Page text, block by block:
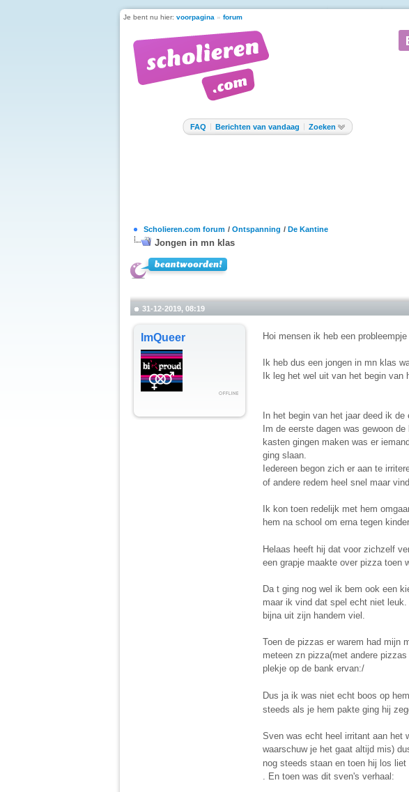
Je bent nu hier: voorpagina » forum
FAQ Berichten van vandaag Zoeken
Scholieren.com forum / Ontspanning / De Kantine
Jongen in mn klas
31-12-2019, 08:19
ImQueer Hoi mensen ik heb een
Ik heb dus een jongen in mn klas
Ik leg het wel uit van het begin van
In het begin van het jaar deed ik
Im de eerste dagen was gewoon
kasten gingen maken was er
ging slaan.
Iedereen begon zich er aan te
of andere redem heel snel maar
Ik kon toen redelijk met hem
hem na school om erna tegen
Helaas heeft hij dat voor zichzelf
een grapje maakte over pizza toen
Da t ging nog wel ik bem ook een
maar ik vind dat spel echt niet
bijna uit zijn handem viel.
Toen de pizzas er warem had mijn
meteen zn pizza(met andere
plekje op de bank ervan:/
Dus ja ik was niet echt boos op
steeds als je hem pakte ging hij
Sven was echt heel irritant aan het
waarschuw je het gaat altijd mis)
nog steeds staan en toen hij los
. En toen was dit sven's verhaal: